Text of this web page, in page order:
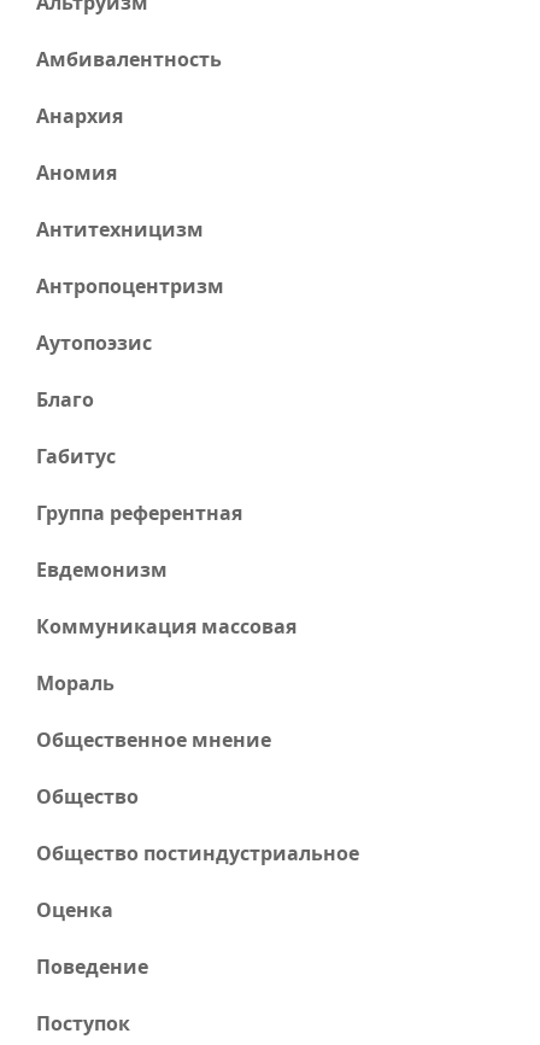
Амбивалентность
Анархия
Аномия
Антитехницизм
Антропоцентризм
Аутопоэзис
Благо
Габитус
Группа референтная
Евдемонизм
Коммуникация массовая
Мораль
Общественное мнение
Общество
Общество постиндустриальное
Оценка
Поведение
Поступок